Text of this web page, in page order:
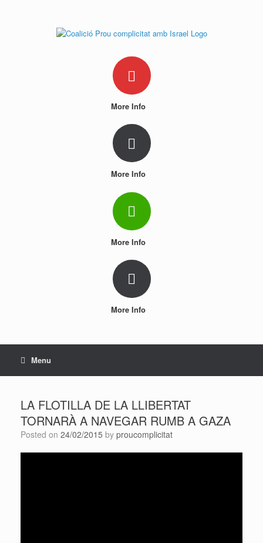
More Info
More Info
More Info
More Info
Menu
LA FLOTILLA DE LA LLIBERTAT
TORNARÀ A NAVEGAR RUMB A GAZA
Posted on 24/02/2015 by proucomplicitat